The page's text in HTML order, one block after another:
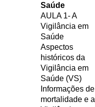
Saúde
AULA 1- A
Vigilância em
Saúde
Aspectos
históricos da
Vigilância em
Saúde (VS)
Informações de
mortalidade e a